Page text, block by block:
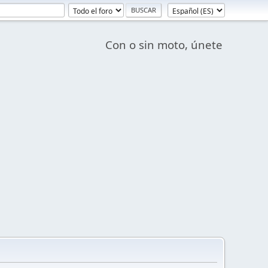
Con o sin moto, únete